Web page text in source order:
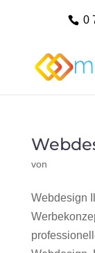
0
von
Webdesign